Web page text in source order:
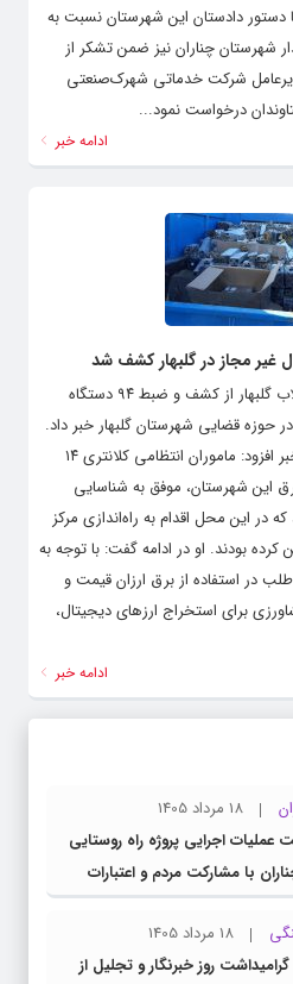
دادستان این شهرستان نسبت به
شهرستان چناران نیز ضمن تشکر از
شرکت خدماتی شهرک‌صنعتی
درخواست نمود...
ادامه خبر
کلام تازه | دادستان عمومی و انقلاب گلبهار از کشف و ضبط ۹۴ دستگاه
حوزه قضایی شهرستان گلبهار خبر داد.
خلیل‌اله برزنونی در تشریح این خبر افزود: ماموران انتظامی کلانتری ۱۴
این شهرستان، موفق به شناسایی
در این محل اقدام به راه‌اندازی مرکز
بودند. او در ادامه گفت: با توجه به
در استفاده از برق ارزان قیمت و
برای استخراج ارزهای دیجیتال،
ادامه خبر
18 مرداد 1405
عملیات اجرایی پروژه راه روستایی
با مشارکت مردم و اعتبارات
18 مرداد 1405
روز خبرنگار و تجلیل از